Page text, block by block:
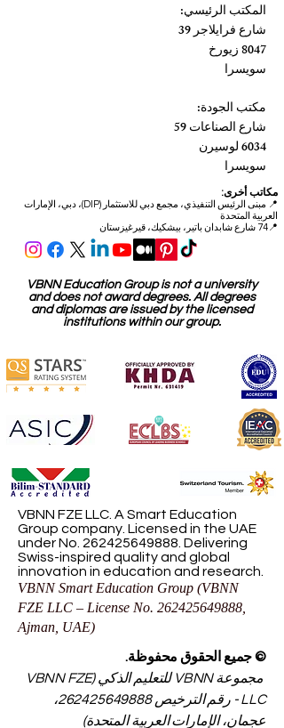
المكتب الرئيسي:
شارع فرايلاجر 39
8047 زيورخ
سويسرا
مكتب الجودة:
شارع الصناعات 59
6034 لوسيرن
سويسرا
مكاتب أخرى:
📍
مبنى الرئيس التنفيذي، مجمع دبي للاستثمار (DIP)، دبي، الإمارات
العربية المتحدة
📍74 شارع شابدان باتير، بيشكيك، قيرغيزستان
VBNN Education Group is not a university
and does not award degrees. All degrees
and diplomas are issued by the licensed
institutions within our group.
VBNN FZE LLC. A Smart Education
Group company. Licensed in the UAE
under No. 262425649888. Delivering
Swiss-inspired quality and global
innovation in education and research.
VBNN Smart Education Group (VBNN
FZE LLC – License No. 262425649888
Ajman, UAE)
© جميع الحقوق محفوظة.
مجموعة VBNN للتعليم الذكي (VBNN FZE
LLC - رقم الترخيص
262425649888،
عجمان، الإمارات العربية المتحدة)